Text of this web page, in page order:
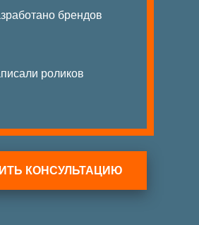
брендов
роликов
КОНСУЛЬТАЦИЮ